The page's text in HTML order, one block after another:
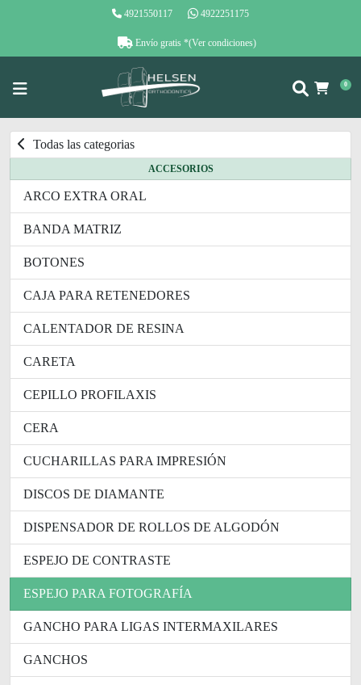
4921550117 4922251175
Envío gratis *(Ver condiciones)
0
Todas las categorias
ACCESORIOS
ARCO EXTRA ORAL
BANDA MATRIZ
BOTONES
CAJA PARA RETENEDORES
CALENTADOR DE RESINA
CARETA
CEPILLO PROFILAXIS
CERA
CUCHARILLAS PARA IMPRESIÓN
DISCOS DE DIAMANTE
DISPENSADOR DE ROLLOS DE ALGODÓN
ESPEJO DE CONTRASTE
ESPEJO PARA FOTOGRAFÍA
GANCHO PARA LIGAS INTERMAXILARES
GANCHOS